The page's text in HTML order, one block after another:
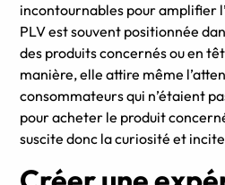
incontournables pour amplifier
PLV est souvent positionnée
des produits concernés ou en
manière, elle attire même
consommateurs qui n’étaient
pour acheter le produit
suscite donc la curiosité et